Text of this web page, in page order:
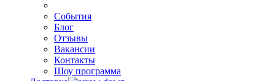
События
Блог
Отзывы
Вакансии
Контакты
Шоу программа